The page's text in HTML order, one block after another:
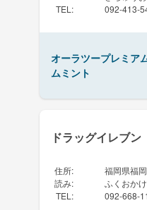
TEL : 092-413-
オーラツープレミア
ムミント
ドラッグイレブ
住所:
福岡県福
読み:
ふくおか
TEL : 092-668-